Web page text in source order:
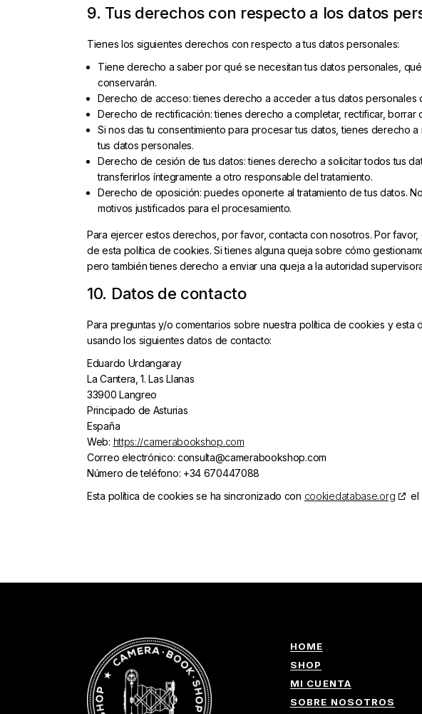
9. Tus derechos con respecto a los datos
Tienes los siguientes derechos con respecto a tus datos personales:
Tiene derecho a saber por qué se necesitan tus datos personales,
conservarán.
Derecho de acceso: tienes derecho a acceder a tus datos personales
Derecho de rectificación: tienes derecho a completar, rectificar,
Si nos das tu consentimiento para procesar tus datos, tienes derecho
tus datos personales.
Derecho de cesión de tus datos: tienes derecho a solicitar todos tus
transferirlos íntegramente a otro responsable del tratamiento.
Derecho de oposición: puedes oponerte al tratamiento de tus datos.
motivos justificados para el procesamiento.
Para ejercer estos derechos, por favor, contacta con nosotros. Por
de esta política de cookies. Si tienes alguna queja sobre cómo
pero también tienes derecho a enviar una queja a la autoridad
10. Datos de contacto
Para preguntas y/o comentarios sobre nuestra política de cookies y
usando los siguientes datos de contacto:
Eduardo Urdangaray
La Cantera, 1. Las Llanas
33900 Langreo
Principado de Asturias
España
Web: https://camerabookshop.com
Correo electrónico: consulta@camerabookshop.com
Número de teléfono: +34 670447088
Esta política de cookies se ha sincronizado con cookiedatabase.org el
HOME
SHOP
MI CUENTA
SOBRE NOSOTROS